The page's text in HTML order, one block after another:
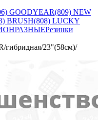
GOODYEAR(809) NEW
BRUSH(808) LUCKY
РАЗНЫЕРезинки
гибридная/23"(58см)/